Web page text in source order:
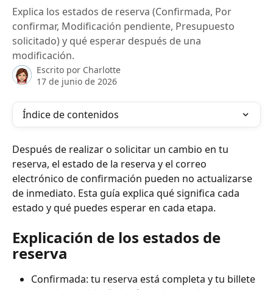
Explica los estados de reserva (Confirmada, Por
confirmar, Modificación pendiente, Presupuesto
solicitado) y qué esperar después de una
modificación.
Escrito por Charlotte
17 de junio de 2026
Índice de contenidos
Después de realizar o solicitar un cambio en tu
reserva, el estado de la reserva y el correo
electrónico de confirmación pueden no actualizarse
de inmediato. Esta guía explica qué significa cada
estado y qué puedes esperar en cada etapa.
Explicación de los estados de
reserva
Confirmada: tu reserva está completa y tu billete